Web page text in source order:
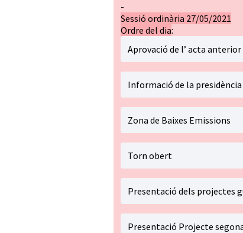
-
Sessió ordinària 27/05/2021
Ordre del dia:
Aprovació de l’ acta anterior
Informació de la presidència
Zona de Baixes Emissions
Torn obert
Presentació dels projectes
Presentació Projecte